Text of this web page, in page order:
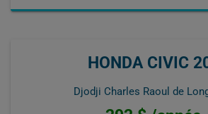
HONDA CIVIC
Djodji Charles Raoul de